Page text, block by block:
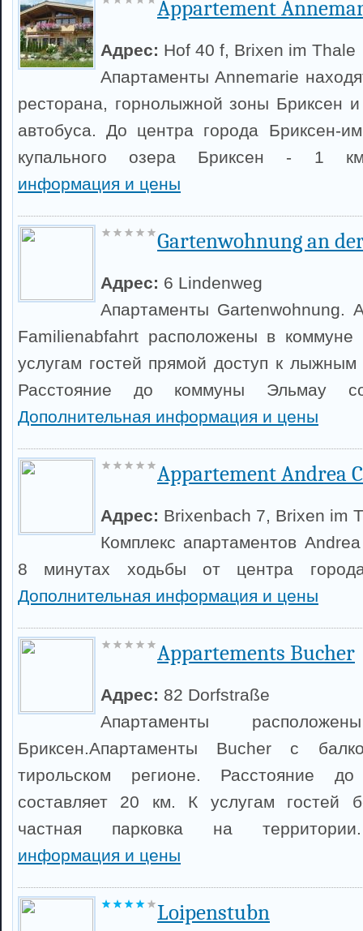
Appartement
Адрес: Hof 40 f, Brixen im Thale
Апартаменты Annemarie
ресторана, горнолыжной зоны Бриксен
автобуса. До центра города Бриксен-
купального озера Бриксен - 1
информация и цены
Gartenwohnung an
Адрес: 6 Lindenweg
Апартаменты Gartenwohnung.
Familienabfahrt расположены в коммуне
услугам гостей прямой доступ к
Расстояние до коммуны Эльмау
Дополнительная информация и цены
Appartement Andrea
Адрес: Brixenbach 7, Brixen im
Комплекс апартаментов
8 минутах ходьбы от центра
Дополнительная информация и цены
Appartements Bucher
Адрес: 82 Dorfstraße
Апартаменты
Бриксен.Апартаменты Bucher с
тирольском регионе. Расстояние
составляет 20 км. К услугам гостей
частная парковка на
информация и цены
Loipenstubn